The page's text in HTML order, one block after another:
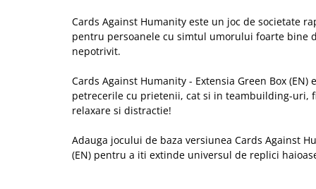
Cards Against Humanity este un joc de societate
pentru persoanele cu simtul umorului foarte bine
nepotrivit.
Cards Against Humanity - Extensia Green Box (EN)
petrecerile cu prietenii, cat si in teambuilding-uri,
relaxare si distractie!
Adauga jocului de baza versiunea Cards Against
(EN) pentru a iti extinde universul de replici